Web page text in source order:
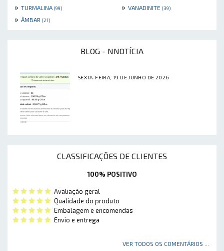
» TURMALINA (99) » VANADINITE (39)
» ÂMBAR (21)
BLOG - NNOTÍCIA
SEXTA-FEIRA, 19 DE JUNHO DE 2026
CLASSIFICAÇÕES DE CLIENTES
100% POSITIVO
Avaliação geral
Qualidade do produto
Embalagem e encomendas
Envio e entrega
VER TODOS OS COMENTÁRIOS ...